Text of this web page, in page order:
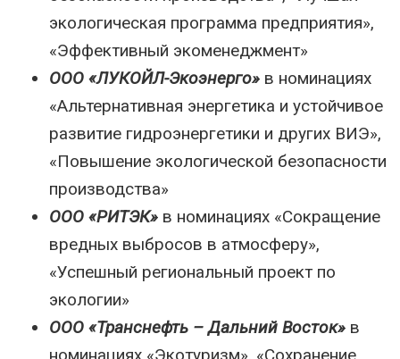
экологическая программа предприятия»,
«Эффективный экоменеджмент»
ООО «ЛУКОЙЛ-Экоэнерго» в номинациях
«Альтернативная энергетика и устойчивое
развитие гидроэнергетики и других ВИЭ»,
«Повышение экологической безопасности
производства»
ООО «РИТЭК» в номинациях «Сокращение
вредных выбросов в атмосферу»,
«Успешный региональный проект по
экологии»
ООО «Транснефть – Дальний Восток» в